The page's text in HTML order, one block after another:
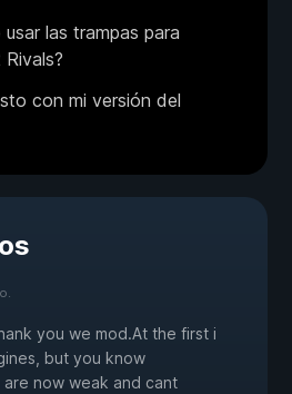
las trampas para
con mi versión del
you we mod.At the first i
but you know
now weak and cant